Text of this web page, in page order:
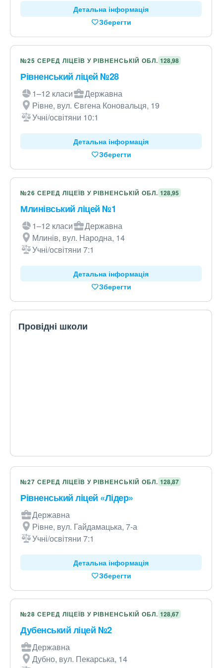
Детальна інформація
Зберегти
№25 СЕРЕД ЛІЦЕЇВ У РІВНЕНСЬКІЙ ОБЛ. 128,98
Рівненський ліцей №28
1–12 класи
Державна
Рівне, вул. Євгена Коновальця, 19
Учні/освітяни 10:1
Детальна інформація
Зберегти
№26 СЕРЕД ЛІЦЕЇВ У РІВНЕНСЬКІЙ ОБЛ. 128,95
Млинівський ліцей №1
1–12 класи
Державна
Млинів, вул. Народна, 14
Учні/освітяни 7:1
Детальна інформація
Зберегти
Провідні школи
№27 СЕРЕД ЛІЦЕЇВ У РІВНЕНСЬКІЙ ОБЛ. 128,87
Рівненський ліцей «Лідер»
Державна
Рівне, вул. Гайдамацька, 7-а
Учні/освітяни 7:1
Детальна інформація
Зберегти
№28 СЕРЕД ЛІЦЕЇВ У РІВНЕНСЬКІЙ ОБЛ. 128,67
Дубенський ліцей №2
Державна
Дубно, вул. Пекарська, 14